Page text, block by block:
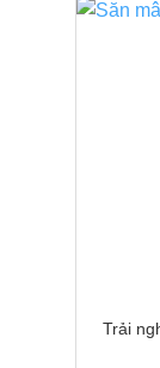
Trải